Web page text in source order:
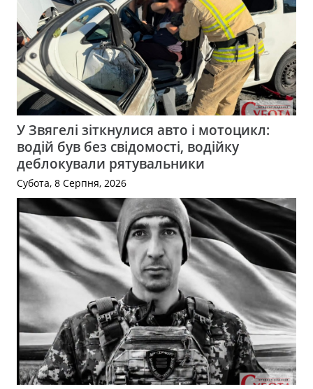
У Звягелі зіткнулися авто і мотоцикл:
водій був без свідомості, водійку
деблокували рятувальники
Субота, 8 Серпня, 2026